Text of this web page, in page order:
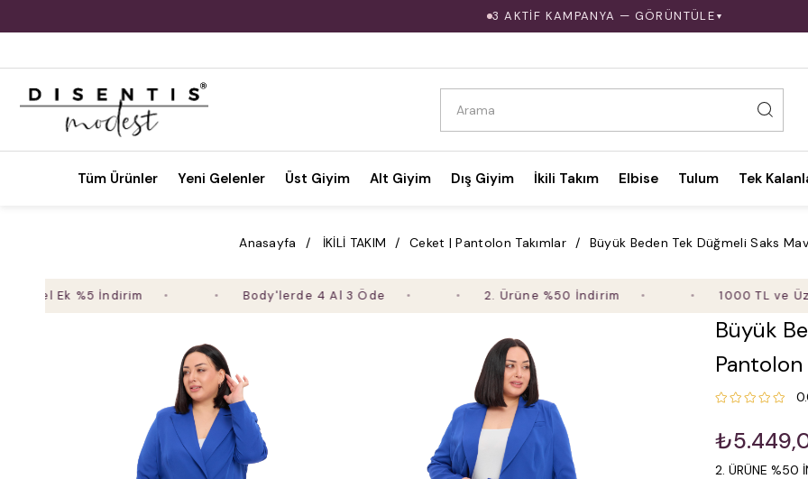
3 AKTİF KAMPANYA — GÖRÜNTÜLE ▼
Tüm Ürünler Yeni Gelenler Üst Giyim Alt Giyim Dış Giyim İkili Takım Elbise Tulum Tek
Anasayfa İKİLİ TAKIM Ceket | Pantolon Takımlar Büyük Beden Tek Düğmeli Saks
Ek %5 İndirim Body'lerde 4 Al 3 Öde 2. Ürüne %50 İndirim 1000 TL ve Üzeri
Büyük
Pantolon
2. ÜRÜNE %50